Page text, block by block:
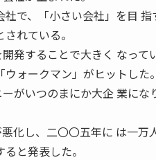
で、「小さい会社」を目
れている。
発することで大きく なって
ォークマン」がヒットした。
がいつのまにか大企 業にな
化し、二〇〇五年に は一万
と発表した。